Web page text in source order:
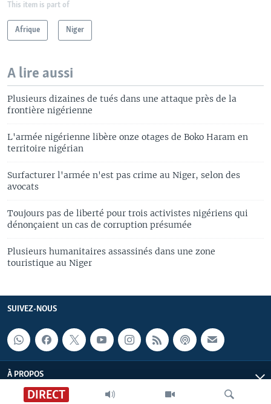
DIRECT
This item is part of
Afrique Niger
A lire aussi
Plusieurs dizaines de tués dans une attaque près de la
frontière nigérienne
L'armée nigérienne libère onze otages de Boko Haram en
territoire nigérian
Surfacturer l'armée n'est pas crime au Niger, selon des
avocats
Toujours pas de liberté pour trois activistes nigériens qui
dénonçaient un cas de corruption présumée
Plusieurs humanitaires assassinés dans une zone
touristique au Niger
SUIVEZ-NOUS
À PROPOS